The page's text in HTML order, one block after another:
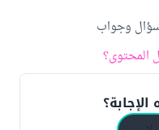
سؤال وجواب
المحتوى؟